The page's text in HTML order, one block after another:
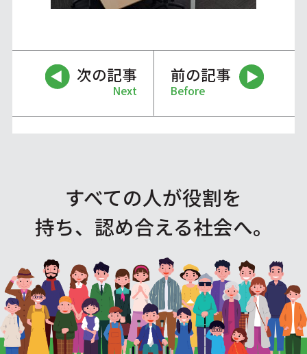
次の記事
Next
前の記事
Before
すべての人が役割を
持ち、認め合える社会へ。